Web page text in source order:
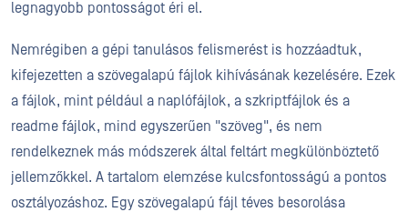
legnagyobb pontosságot éri el.
Nemrégiben a gépi tanulásos felismerést is hozzáadtuk,
kifejezetten a szövegalapú fájlok kihívásának kezelésére. Ezek
a fájlok, mint például a naplófájlok, a szkriptfájlok és a
readme fájlok, mind egyszerűen "szöveg", és nem
rendelkeznek más módszerek által feltárt megkülönböztető
jellemzőkkel. A tartalom elemzése kulcsfontosságú a pontos
osztályozáshoz. Egy szövegalapú fájl téves besorolása